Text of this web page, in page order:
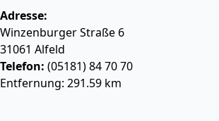
Adresse:
Winzenburger Straße 6
31061 Alfeld
Telefon: (05181) 84 70 70
Entfernung: 291.59 km